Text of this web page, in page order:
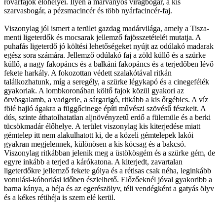
szarvasbogár, a pézsmacincér és több nyárfacincér-faj.
Viszonylag jól ismert a terület gazdag madárvilága, amely a Tisza-
menti ligeterdők és mocsarak jellemző fajösszetételét mutatja. A
puhafás ligeterdő jó költési lehetőségeket nyújt az odúlakó madarak
egész sora számára. Jellemző odúlakó faj a zöld küllő és a szürke
küllő, a nagy fakopáncs és a balkáni fakopáncs és a terjedőben lévő
fekete harkály. A fokozottan védett szalakótával ritkán
találkozhatunk, míg a seregély, a szürke légykapó és a cinegefélék
gyakoriak. A lombkoronában költő fajok közül gyakori az
örvösgalamb, a vadgerle, a sárgarigó, ritkább a kis őrgébics. A víz
fölé hajló ágakra a függőcinege építi művészi szövésű fészkeit. A
dús, szinte áthatolhatatlan aljnövényzetű erdő a fülemüle és a berki
tücsökmadár élőhelye. A terület viszonylag kis kiterjedése miatt
gémtelep itt nem alakulhatott ki, de a közeli gémtelepek lakói
gyakran megjelennek, különösen a kis kócsag és a bakcsó.
Viszonylag ritkábban jelenik meg a üstökösgém és a szürke gém, de
egyre inkább a terjed a kárókatona. A kiterjedt, zavartalan
ligeterdőkre jellemző fekete gólya és a rétisas csak néha, leginkább
vonulási-kóborlási időben észlelhető. Előzőeknél jóval gyakoribb a
barna kánya, a héja és az egerészölyv, téli vendégként a gatyás ölyv
és a kékes rétihéja is szem elé kerül.